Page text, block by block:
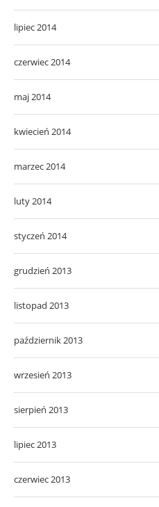
lipiec 2014
czerwiec 2014
maj 2014
kwiecień 2014
marzec 2014
luty 2014
styczeń 2014
grudzień 2013
listopad 2013
październik 2013
wrzesień 2013
sierpień 2013
lipiec 2013
czerwiec 2013